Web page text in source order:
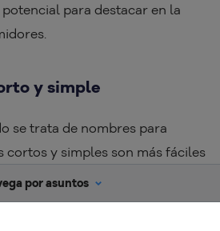
para destacar en la
y simple
se trata de nombres para
cortos y simples son más fáciles
y escribir, especialmente en
son más adaptables para
por asuntos